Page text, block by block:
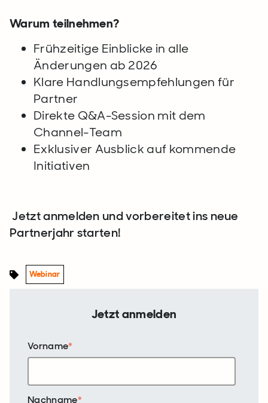
Warum teilnehmen?
Frühzeitige Einblicke in alle
Änderungen ab 2026
Klare Handlungsempfehlungen für
Partner
Direkte Q&A-Session mit dem
Channel-Team
Exklusiver Ausblick auf kommende
Initiativen
Jetzt anmelden und vorbereitet ins neue
Partnerjahr starten!
Webinar
Jetzt anmelden
Vorname*
Nachname*